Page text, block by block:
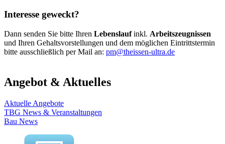
Interesse geweckt?
Dann senden Sie bitte Ihren Lebenslaufinkl. Arbeitszeugnissen
und Ihren Gehaltsvorstellungen und dem möglichen Eintrittstermin
bitte ausschließlich per Mail an: pm@theissen-ultra.de
Angebot & Aktuelles
Aktuelle Angebote
TBG News & Veranstaltungen
Bau News